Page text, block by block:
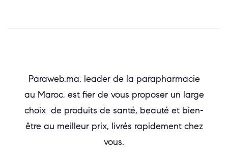
Paraweb.ma, leader de la parapharmacie
au Maroc, est fier de vous proposer un large
choix de produits de santé, beauté et bien-
être au meilleur prix, livrés rapidement chez
vous.